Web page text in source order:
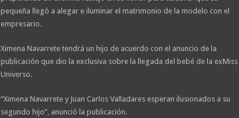
pequeña llegó a alegar e iluminar el matrimonio de la modelo con el
empresario.
Ximena Navarrete tendrá un hijo de acuerdo con el anuncio de la
publicación que dio la exclusiva sobre la llegada del bebé de la exMiss
Universo.
“Ximena Navarrete y Juan Carlos Valladares esperan ilusionados a su
segundo hijo”, anunció la publicación.